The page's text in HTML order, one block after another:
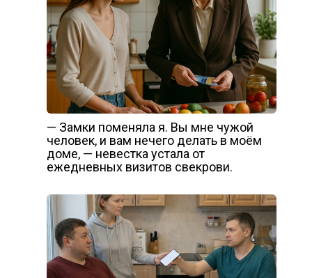
— Замки поменяла я. Вы мне чужой
человек, и вам нечего делать в моём
доме, — невестка устала от
ежедневных визитов свекрови.